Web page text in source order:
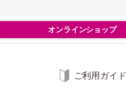
オンラインショップ
ご利用ガイド